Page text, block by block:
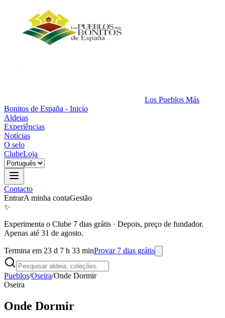
Los Pueblos Más
Bonitos de España - Inicio
Aldeias
Experiências
Notícias
O selo
ClubeLoja
Contacto
EntrarA minha contaGestão
✨
Experimenta o Clube 7 dias grátis · Depois, preço de fundador.
Apenas até 31 de agosto.
Termina em 23 d 7 h 33 minProvar 7 dias grátis
Pueblos/Oseira/Onde Dormir
Oseira
Onde Dormir